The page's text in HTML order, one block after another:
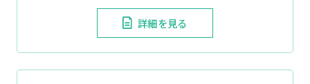
詳細を見る